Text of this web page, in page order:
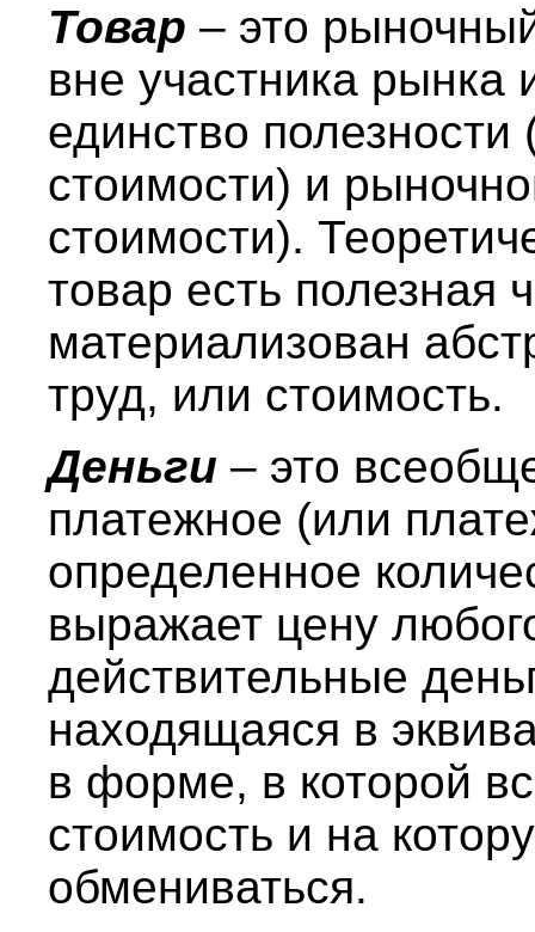
Товар – это
вне участника
единство полезности
стоимости) и
стоимости).
товар есть полезная
материализован
труд, или стоимость.
Деньги – это
платежное (или
определенное
выражает цену
действительные
находящаяся в
в форме, в которой
стоимость и на
обмениваться.